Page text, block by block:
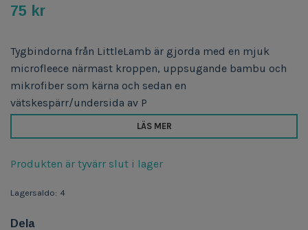
75 kr
Tygbindorna från LittleLamb är gjorda med en mjuk
microfleece närmast kroppen, uppsugande bambu och
mikrofiber som kärna och sedan en
vätskespärr/undersida av P
LÄS MER
Produkten är tyvärr slut i lager
Lagersaldo: 4
Dela